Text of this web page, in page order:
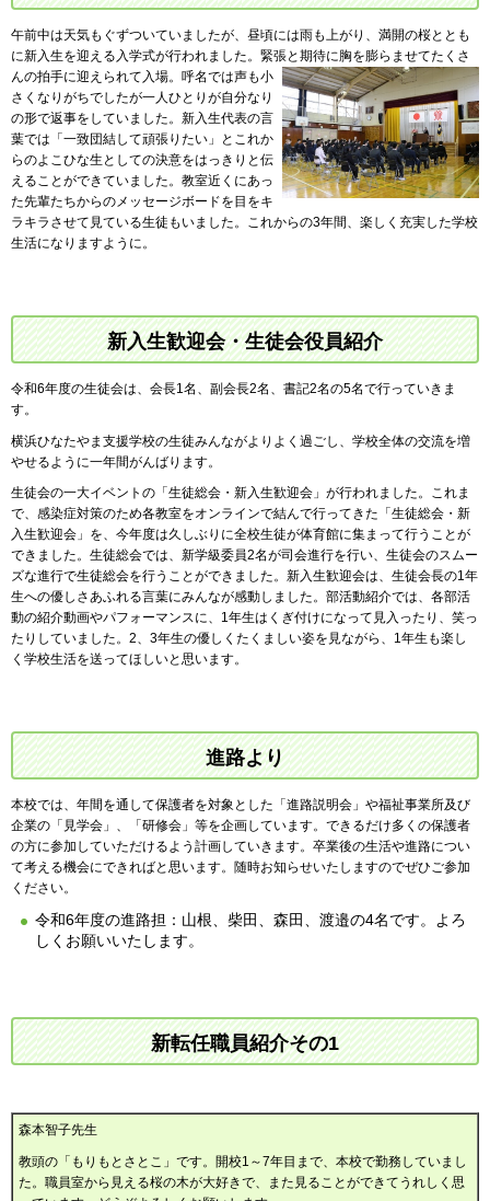
午前中は天気もぐずついていましたが、昼頃には雨も上がり、満開の桜ととも
に新入生を迎える入学式が行われました。緊張と期待に胸を膨らませてたくさ
んの拍手に迎えられて入場。呼名では声も小
さくなりがちでしたが一人ひとりが自分なり
の形で返事をしていました。新入生代表の言
葉では「一致団結して頑張りたい」とこれか
らのよこひな生としての決意をはっきりと伝
えることができていました。教室近くにあっ
た先輩たちからのメッセージボードを目をキ
ラキラさせて見ている生徒もいました。これからの3年間、楽しく充実した学校
生活になりますように。
新入生歓迎会・生徒会役員紹介
令和6年度の生徒会は、会長1名、副会長2名、書記2名の5名で行っていきま
す。
横浜ひなたやま支援学校の生徒みんながよりよく過ごし、学校全体の交流を増
やせるように一年間がんばります。
生徒会の一大イベントの「生徒総会・新入生歓迎会」が行われました。これま
で、感染症対策のため各教室をオンラインで結んで行ってきた「生徒総会・新
入生歓迎会」を、今年度は久しぶりに全校生徒が体育館に集まって行うことが
できました。生徒総会では、新学級委員2名が司会進行を行い、生徒会のスムー
ズな進行で生徒総会を行うことができました。新入生歓迎会は、生徒会長の1年
生への優しさあふれる言葉にみんなが感動しました。部活動紹介では、各部活
動の紹介動画やパフォーマンスに、1年生はくぎ付けになって見入ったり、笑っ
たりしていました。2、3年生の優しくたくましい姿を見ながら、1年生も楽し
く学校生活を送ってほしいと思います。
進路より
本校では、年間を通して保護者を対象とした「進路説明会」や福祉事業所及び
企業の「見学会」、「研修会」等を企画しています。できるだけ多くの保護者
の方に参加していただけるよう計画していきます。卒業後の生活や進路につい
て考える機会にできればと思います。随時お知らせいたしますのでぜひご参加
ください。
令和6年度の進路担：山根、柴田、森田、渡邉の4名です。よろ
しくお願いいたします。
新転任職員紹介その1
森本智子先生
教頭の「もりもとさとこ」です。開校1～7年目まで、本校で勤務していまし
た。職員室から見える桜の木が大好きで、また見ることができてうれしく思